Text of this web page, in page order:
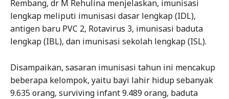
Rembang, dr M Rehulina menjelaskan, imunisasi
lengkap meliputi imunisasi dasar lengkap (IDL),
antigen baru PVC 2, Rotavirus 3, imunisasi baduta
lengkap (IBL), dan imunisasi sekolah lengkap (ISL).
Disampaikan, sasaran imunisasi tahun ini mencakup
beberapa kelompok, yaitu bayi lahir hidup sebanyak
9.635 orang, surviving infant 9.489 orang, baduta